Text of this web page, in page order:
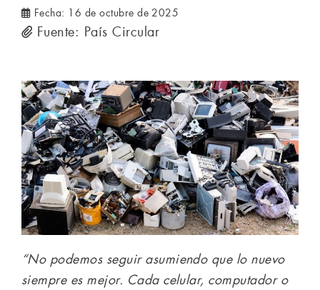
Fecha: 16 de octubre de 2025
Fuente: País Circular
“No podemos seguir asumiendo que lo nuevo
siempre es mejor. Cada celular, computador o